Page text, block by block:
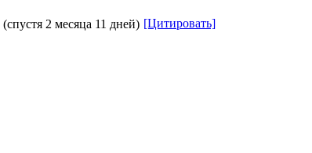
(спустя 2 месяца 11 дней) [Цитировать]